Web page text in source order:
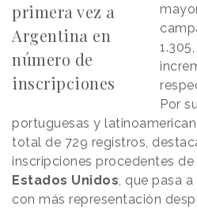
primera vez a
Argentina en
número de
inscripciones
Por
portuguesas y
total de 729 registros,
inscripciones procedentes
Estados Unidos, que pasa
con más representación